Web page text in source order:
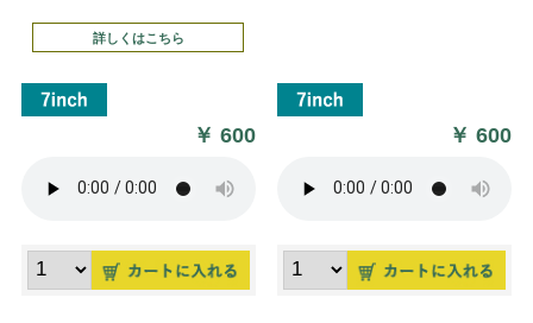
詳しくはこちら
￥600 ￥600